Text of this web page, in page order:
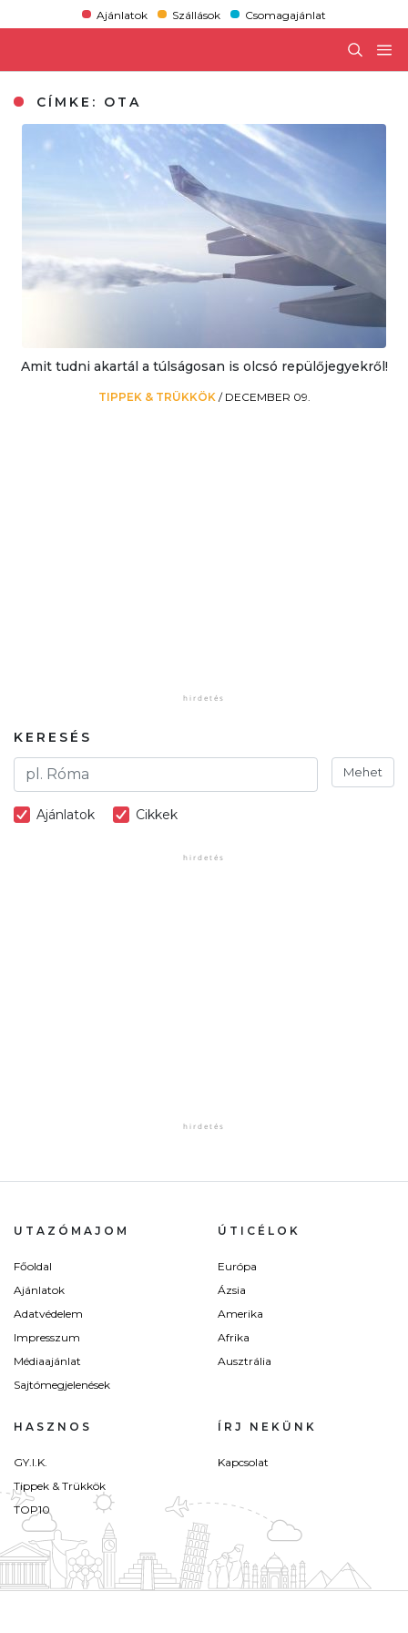
Ajánlatok Szállások Csomagajánlat
CÍMKE: OTA
Amit tudni akartál a túlságosan is olcsó repülőjegyekről!
TIPPEK & TRÜKKÖK / DECEMBER 09.
KERESÉS
Mehet
Ajánlatok Cikkek
UTAZÓMAJOM
Főoldal
Ajánlatok
Adatvédelem
Impresszum
Médiaajánlat
Sajtómegjelenések
ÚTICÉLOK
Európa
Ázsia
Amerika
Afrika
Ausztrália
HASZNOS
GY.I.K.
Tippek & Trükkök
TOP10
ÍRJ NEKÜNK
Kapcsolat